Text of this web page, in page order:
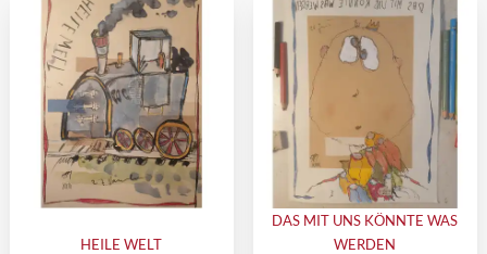
HEILE WELT
DAS MIT UNS KÖNNTE WAS
WERDEN